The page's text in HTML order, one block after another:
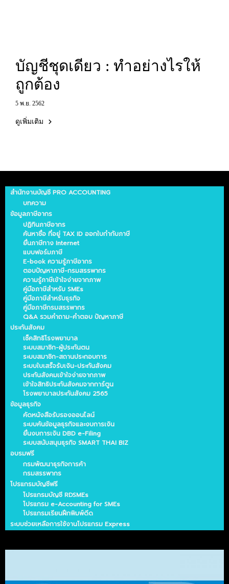
บัญชีชุดเดียว : ทำอย่างไรให้
ถูกต้อง
5 พ.ย. 2562
ดูเพิ่มเติม
สำนักงานบัญชี PRO ACCOUNTING
บทความ
ข้อมูลภาษีอากร
ปฏิทินภาษีอากร
ค้นหาชื่อ ที่อยู่ TAX ID ออกใบกำกับภาษี
ยื่นภาษีทาง Internet
แบบฟอร์มภาษี
E-book ความรู้ภาษีอากร
ตอบปัญหาภาษี-กรมสรรพากร
ความรู้ภาษีเข้าใจง่ายจากภาพ
คู่มือภาษีสำหรับ SMEs
คู่มือภาษีสำหรับธุรกิจ
คู่มือภาษีกรมสรรพากร
Q&A รวมคำถาม-คำตอบ ปัญหาภาษี
ประกันสังคม
เช็คสิทธิโรงพยาบาล
ระบบสมาชิก-ผู้ประกันตน
ระบบสมาชิก-สถานประกอบการ
ระบบใบเสร็จรับเงิน-ประกันสังคม
ประกันสังคมเข้าใจง่ายจากภาพ
เข้าใจสิทธิประกันสังคมจากการ์ตูน
โรงพยาบาลประกันสังคม 2565
ข้อมูลธุรกิจ
คัดหนังสือรับรองออนไลน์
ระบบค้นข้อมูลธุรกิจและงบการเงิน
ยื่นงบการเงิน DBD e-Filing
ระบบสนับสนุนธุรกิจ SMART THAI BIZ
อบรมฟรี
กรมพัฒนาธุรกิจการค้า
กรมสรรพากร
โปรแกรมบัญชีฟรี
โปรแกรมบัญชี RDSMEs
โปรแกรม e-Accounting for SMEs
โปรแกรมเรียนฝึกพิมพ์ดีด
ระบบช่วยเหลือการใช้งานโปรแกรม Express